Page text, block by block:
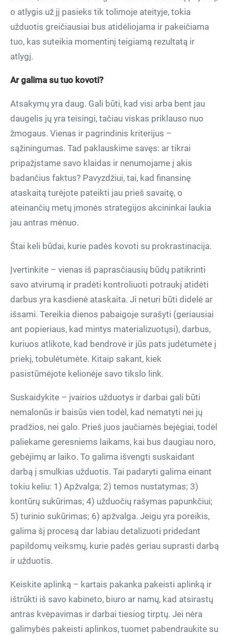
o atlygis už jį pasieks tik tolimoje ateityje, tokia
užduotis greičiausiai bus atidėliojama ir pakeičiama
tuo, kas suteikia momentinį teigiamą rezultatą ir
atlygį.
Ar galima su tuo kovoti?
Atsakymų yra daug. Gali būti, kad visi arba bent jau
daugelis jų yra teisingi, tačiau viskas priklauso nuo
žmogaus. Vienas ir pagrindinis kriterijus –
sąžiningumas. Tad paklauskime savęs: ar tikrai
pripažįstame savo klaidas ir nenumojame į akis
badančius faktus? Pavyzdžiui, tai, kad finansinę
ataskaitą turėjote pateikti jau prieš savaitę, o
ateinančių metų įmonės strategijos akcininkai laukia
jau antras mėnuo.
Štai keli būdai, kurie padės kovoti su prokrastinacija.
Įvertinkite – vienas iš paprasčiausių būdų patikrinti
savo atvirumą ir pradėti kontroliuoti potraukį atidėti
darbus yra kasdienė ataskaita. Ji neturi būti didelė ar
išsami. Tereikia dienos pabaigoje surašyti (geriausiai
ant popieriaus, kad mintys materializuotųsi), darbus,
kuriuos atlikote, kad bendrovė ir jūs pats judėtumėte į
priekį, tobulėtumėte. Kitaip sakant, kiek
pasistūmėjote kelionėje savo tikslo link.
Suskaidykite – įvairios užduotys ir darbai gali būti
nemalonūs ir baisūs vien todėl, kad nematyti nei jų
pradžios, nei galo. Prieš juos jaučiamės bejėgiai, todėl
paliekame geresniems laikams, kai bus daugiau noro,
gebėjimų ar laiko. To galima išvengti suskaidant
darbą į smulkias užduotis. Tai padaryti galima einant
tokiu keliu: 1) Apžvalga; 2) temos nustatymas; 3)
kontūrų sukūrimas; 4) užduočių rašymas papunkčiui;
5) turinio sukūrimas; 6) apžvalga. Jeigu yra poreikis,
galima šį procesą dar labiau detalizuoti pridedant
papildomų veiksmų, kurie padės geriau suprasti darbą
ir užduotis.
Keiskite aplinką – kartais pakanka pakeisti aplinką ir
ištrūkti iš savo kabineto, biuro ar namų, kad atsirastų
antras kvėpavimas ir darbai tiesiog tirptų. Jei nėra
galimybės pakeisti aplinkos, tuomet pabendraukite su